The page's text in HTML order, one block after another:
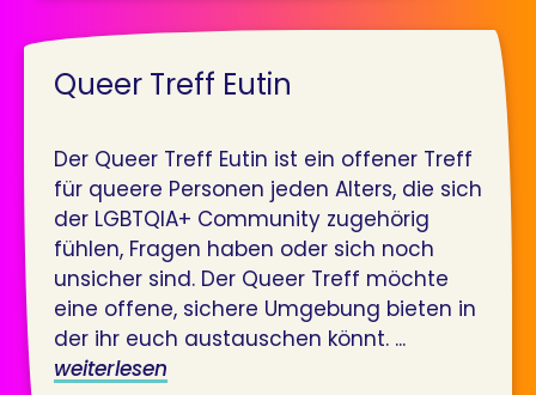
Queer Treff Eutin
Der Queer Treff Eutin ist ein offener Treff
für queere Personen jeden Alters, die sich
der LGBTQIA+ Community zugehörig
fühlen, Fragen haben oder sich noch
unsicher sind. Der Queer Treff möchte
eine offene, sichere Umgebung bieten in
der ihr euch austauschen könnt. ...
weiterlesen